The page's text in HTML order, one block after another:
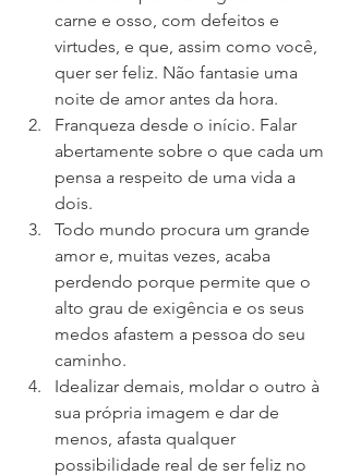
carne e osso, com defeitos e
virtudes, e que, assim como você,
quer ser feliz. Não fantasie uma
noite de amor antes da hora.
Franqueza desde o início. Falar
abertamente sobre o que cada um
pensa a respeito de uma vida a
dois.
Todo mundo procura um grande
amor e, muitas vezes, acaba
perdendo porque permite que o
alto grau de exigência e os seus
medos afastem a pessoa do seu
caminho.
Idealizar demais, moldar o outro à
sua própria imagem e dar de
menos, afasta qualquer
possibilidade real de ser feliz no